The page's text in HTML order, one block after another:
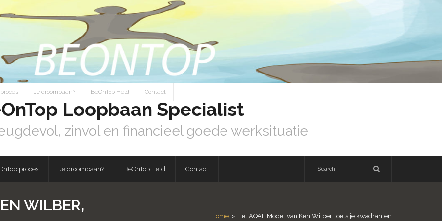
Je droombaan? BeOnTop Held Contact
Loopbaan Specialist
zinvol en financieel goede werksituatie
proces Je droombaan? BeOnTop Held Contact
WILBER,
Home > Het AQAL Model van Ken Wilber, toets je kwadranten